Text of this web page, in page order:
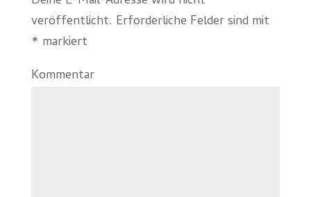
veröffentlicht. Erforderliche Felder sind mit
* markiert
Kommentar